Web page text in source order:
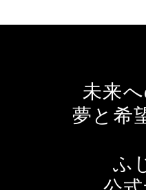
未来
夢と希
ふ